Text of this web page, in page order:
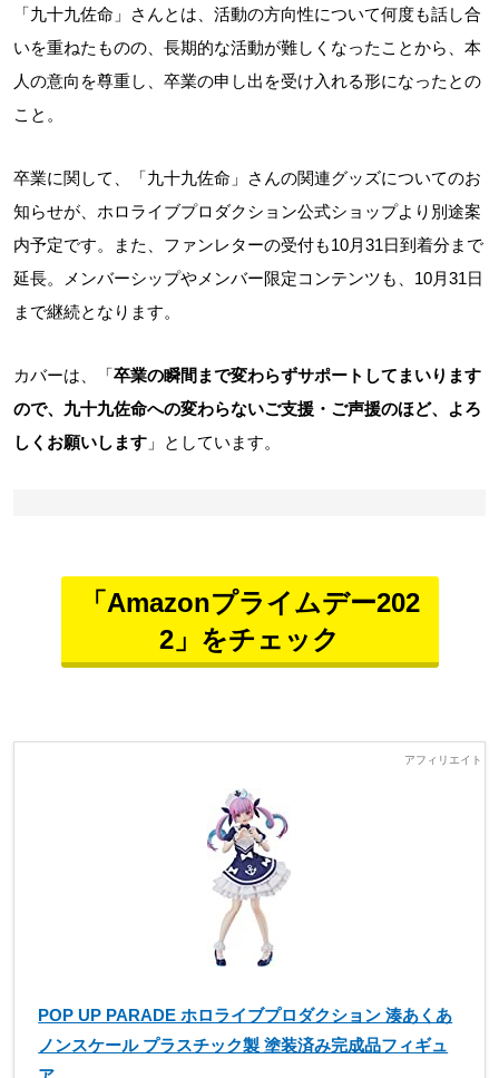
「九十九佐命」さんとは、活動の方向性について何度も話し合
いを重ねたものの、長期的な活動が難しくなったことから、本
人の意向を尊重し、卒業の申し出を受け入れる形になったとの
こと。
卒業に関して、「九十九佐命」さんの関連グッズについてのお
知らせが、ホロライブプロダクション公式ショップより別途案
内予定です。また、ファンレターの受付も10月31日到着分まで
延長。メンバーシップやメンバー限定コンテンツも、10月31日
まで継続となります。
カバーは、「卒業の瞬間まで変わらずサポートしてまいります
ので、九十九佐命への変わらないご支援・ご声援のほど、よろ
しくお願いします 」としています。
「Amazonプライムデー202
2」をチェック
POP UP PARADE ホロライブプロダクション 湊あくあ
ノンスケール プラスチック製 塗装済み完成品フィギュ